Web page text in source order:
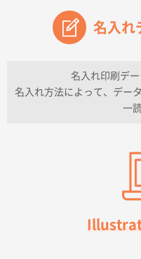
兵庫県のお客様
チケットホルダー
上記のとおりです。
柳さんの対応が素晴
フレキソレジ袋 Uバ
2026年06月28日 15:14
名入れ
名入れ印刷デ
名入れ方法によって、デー
一